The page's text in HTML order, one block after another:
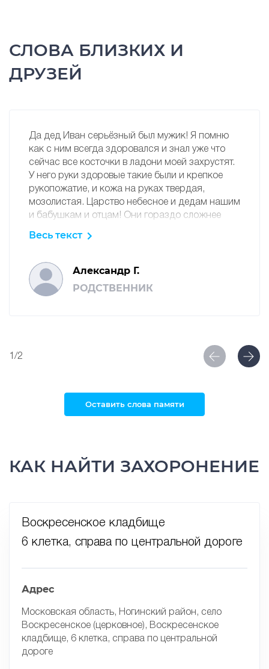
СЛОВА БЛИЗКИХ И
ДРУЗЕЙ
Да дед Иван серьёзный был мужик! Я помню
как с ним всегда здоровался и знал уже что
сейчас все косточки в ладони моей захрустят.
У него руки здоровые такие были и крепкое
рукопожатие, и кожа на руках твердая,
мозолистая. Царство небесное и дедам нашим
и бабушкам и отцам! Они гораздо сложнее
Весь текст
Александр Г.
РОДСТВЕННИК
1/2
Оставить слова памяти
КАК НАЙТИ ЗАХОРОНЕНИЕ
Воскресенское кладбище
6 клетка, справа по центральной дороге
Адрес
Московская область, Ногинский район, село
Воскресенское (церковное), Воскресенское
кладбище, 6 клетка, справа по центральной
дороге